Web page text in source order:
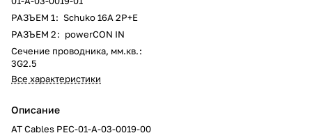
РАЗЪЕМ 1: Schuko 16A 2P+E
РАЗЪЕМ 2: powerCON IN
Сечение проводника, мм.кв.:
3G2.5
Все характеристики
Описание
AT Cables PEC-01-A-03-0019-00